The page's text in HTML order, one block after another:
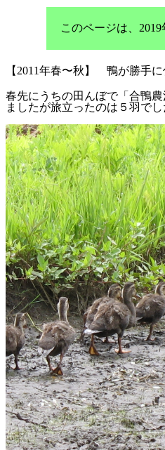
このページは、
【2011年春〜秋】 鴨が勝手
春先にうちの田んぼで「合鴨
ましたが旅立ったのは５羽でし